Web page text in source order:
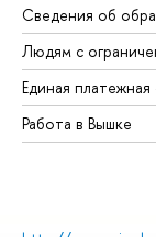
Сведения об
Людям с
Единая платежная
Работа в Вышке